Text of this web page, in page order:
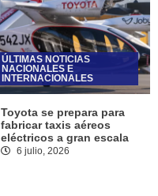
ÚLTIMAS NOTICIAS
NACIONALES E
INTERNACIONALES
Toyota se prepara para
fabricar taxis aéreos
eléctricos a gran escala
6 julio, 2026